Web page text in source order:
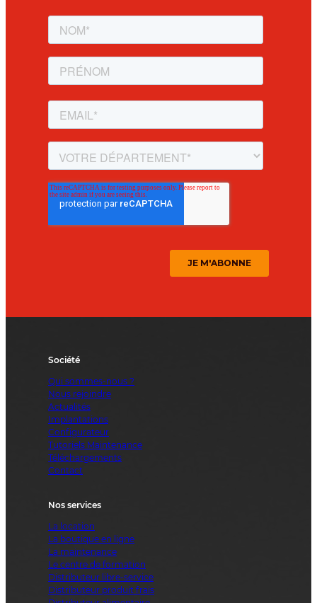
Société
Qui sommes-nous ?
Nous rejoindre
Actualités
Implantations
Configurateur
Tutoriels Maintenance
Téléchargements
Contact
Nos services
La location
La boutique en ligne
La maintenance
Le centre de formation
Distributeur libre-service
Distributeur produit frais